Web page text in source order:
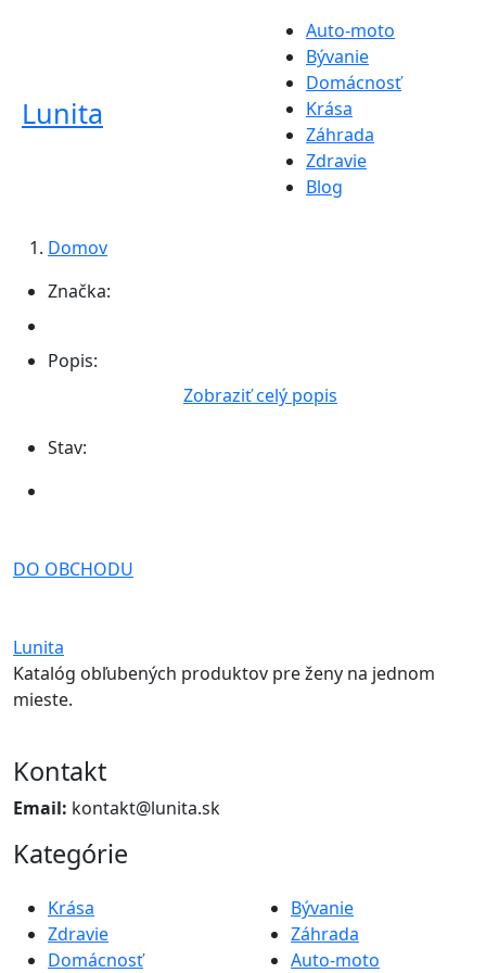
Lunita
Auto-moto
Bývanie
Domácnosť
Krása
Záhrada
Zdravie
Blog
Domov
Značka:
Popis:
Zobraziť celý popis
Stav:
DO OBCHODU
Lunita
Katalóg obľubených produktov pre ženy na jednom
mieste.
Kontakt
Email: kontakt@lunita.sk
Kategórie
Krása
Zdravie
Domácnosť
Bývanie
Záhrada
Auto-moto